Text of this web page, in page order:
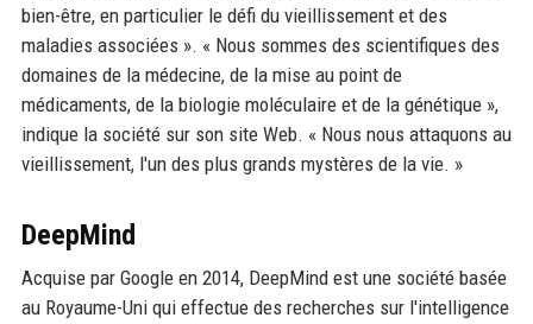
bien-être, en particulier le défi du vieillissement et des
maladies associées ». « Nous sommes des scientifiques des
domaines de la médecine, de la mise au point de
médicaments, de la biologie moléculaire et de la génétique »,
indique la société sur son site Web. « Nous nous attaquons au
vieillissement, l'un des plus grands mystères de la vie. »
DeepMind
Acquise par Google en 2014, DeepMind est une société basée
au Royaume-Uni qui effectue des recherches sur l'intelligence